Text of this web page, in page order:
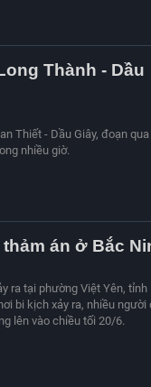
Thành - Dầu
Thiết - Dầu Giây, đoạn qua
nhiều giờ.
án ở Bắc
ra tại phường Việt Yên, tỉnh
bi kịch xảy ra, nhiều người
lên vào chiều tối 20/6.